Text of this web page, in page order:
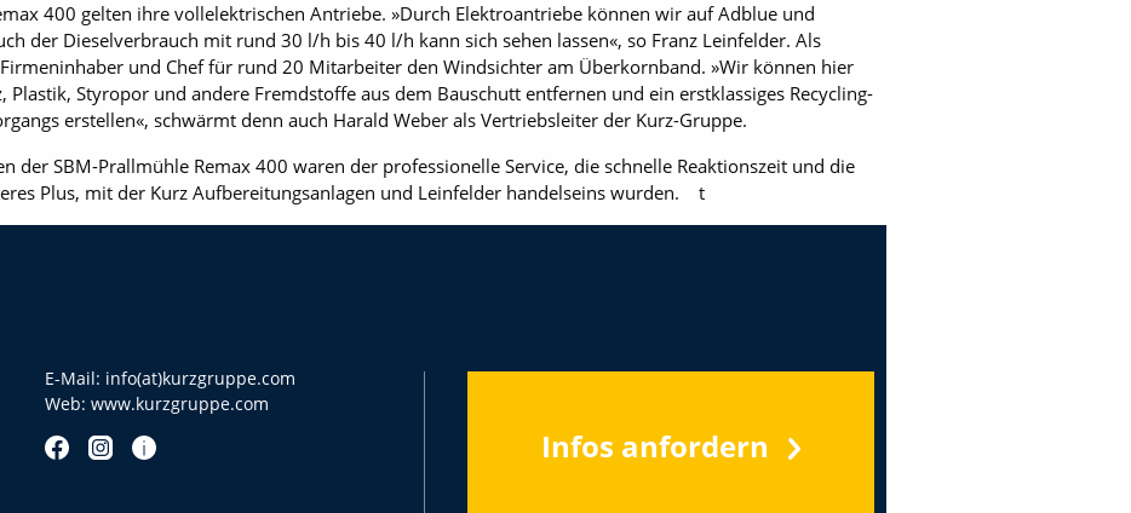
400 gelten ihre vollelektrischen Antriebe. »Durch Elektroantriebe können wir auf Adblue und
der Dieselverbrauch mit rund 30 l/h bis 40 l/h kann sich sehen lassen«, so Franz Leinfelder. Als
und Chef für rund 20 Mitarbeiter den Windsichter am Überkornband. »Wir können hier
Plastik, Styropor und andere Fremdstoffe aus dem Bauschutt entfernen und ein erstklassiges Recycling-
erstellen«, schwärmt denn auch Harald Weber als Vertriebsleiter der Kurz-Gruppe.
der SBM-Prallmühle Remax 400 waren der professionelle Service, die schnelle Reaktionszeit und die
Plus, mit der Kurz Aufbereitungsanlagen und Leinfelder handelseins wurden. t
E-Mail: info(at)kurzgruppe.com
Web: www.kurzgruppe.com
Infos anfordern